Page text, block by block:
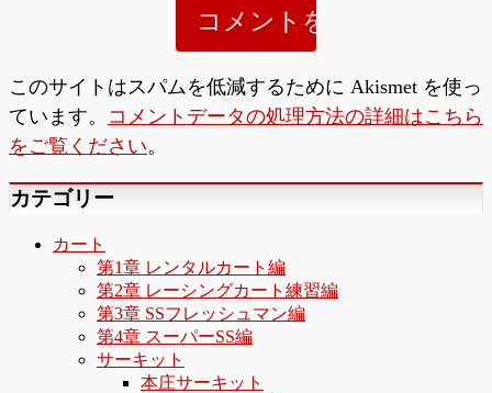
このサイトはスパムを低減するために Akismet を使っ
ています。 コメントデータの処理方法の詳細はこちら
をご覧ください。
カテゴリー
カート
第1章 レンタルカート編
第2章 レーシングカート練習編
第3章 SSフレッシュマン編
第4章 スーパーSS編
サーキット
本庄サーキット